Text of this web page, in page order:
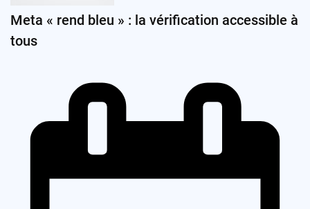
Meta « rend bleu » : la vérification accessible à
tous